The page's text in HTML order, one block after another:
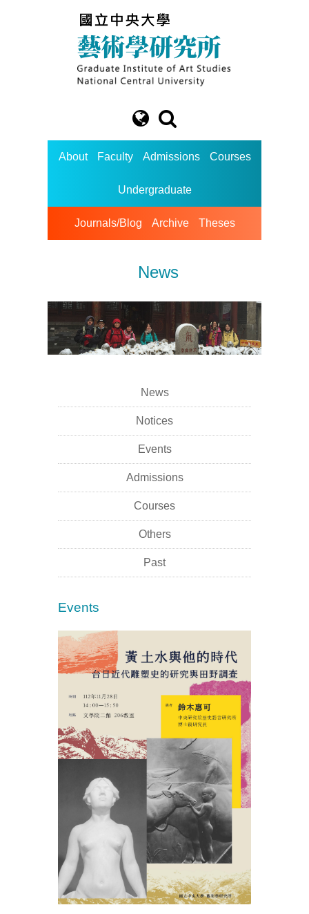
About Faculty Admissions Courses
Undergraduate
Journals/Blog Archive Theses
News
News
Notices
Events
Admissions
Courses
Others
Past
Events